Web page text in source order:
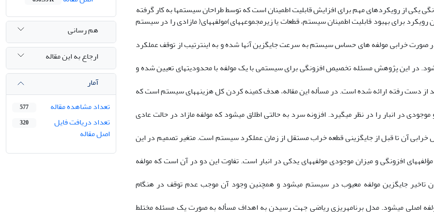
یکی از رویکردهای مهم برای افزایش قابلیت اطمینان است که توسط طراحان سیستمها به کار گرفته
برای بهبود قابلیت اطمینان سیستم، قطعات یا زیرمجموعههای)مولفههای( مازادی را در سیستم
صورت خرابی مولفه های حساس سیستم به سرعت جایگزین آنها شده و به اینترتیب از توقف عملکرد
در این پژوهش مسئله تخصیص افزونگی برای سیستمی با یک مولفه با محدودیتهای تعیین شده و
از دست رفته ارائه شده است. در مسأله این مقاله، هدف کمینه کردن کل هزینههای سیستم است که
در انبار را در نظر میگیرد. افزونه سرد به حالتی اطلاق میشود که مولفه مازاد در حالت عادی
خرابی آن تا قبل از جایگزینی قطعه خراب مستقل از زمان عملکرد سیستم است. متغیر تصمیم در این
مؤلفههای افزونگی و میزان موجودی مولفههای یدکی در انبار است. تفاوت این دو در آن است که مولفه
جایگزین مولفه معیوب در سیستم میشود و همچنین وجود آن موجب عدم توقف در هنگام
اصلی میشود. مدل برنامهریزی ریاضی جهت رسیدن به اهداف مسأله به صورت یک مسئله مختلط
هم رسانی
ارجاع به این مقاله
آمار
تعداد مشاهده مقاله
577
تعداد دریافت فایل
اصل مقاله
320